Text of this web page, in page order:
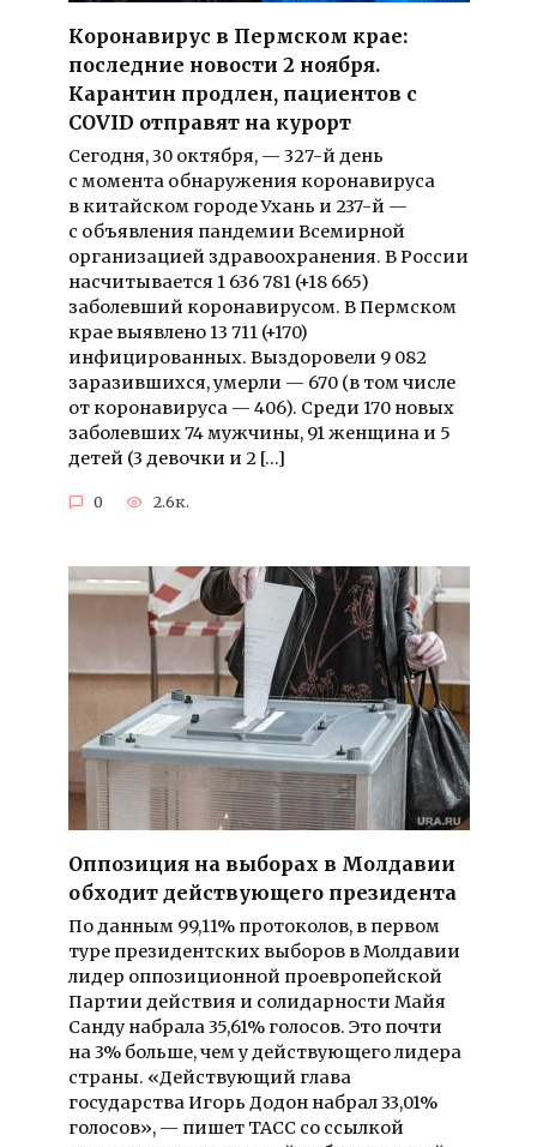
Коронавирус в Пермском крае:
последние новости 2 ноября.
Карантин продлен, пациентов с
COVID отправят на курорт
Сегодня, 30 октября, — 327-й день
с момента обнаружения коронавируса
в китайском городе Ухань и 237-й —
с объявления пандемии Всемирной
организацией здравоохранения. В России
насчитывается 1 636 781 (+18 665)
заболевший коронавирусом. В Пермском
крае выявлено 13 711 (+170)
инфицированных. Выздоровели 9 082
заразившихся, умерли — 670 (в том числе
от коронавируса — 406). Среди 170 новых
заболевших 74 мужчины, 91 женщина и 5
детей (3 девочки и 2 […]
0 2.6к.
Оппозиция на выборах в Молдавии
обходит действующего президента
По данным 99,11% протоколов, в первом
туре президентских выборов в Молдавии
лидер оппозиционной проевропейской
Партии действия и солидарности Майя
Санду набрала 35,61% голосов. Это почти
на 3% больше, чем у действующего лидера
страны. «Действующий глава
государства Игорь Додон набрал 33,01%
голосов», — пишет ТАСС со ссылкой